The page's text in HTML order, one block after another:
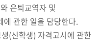
은퇴교역자 및
에 관한 일을 담당한다.
(신학생) 자격고시에 관한